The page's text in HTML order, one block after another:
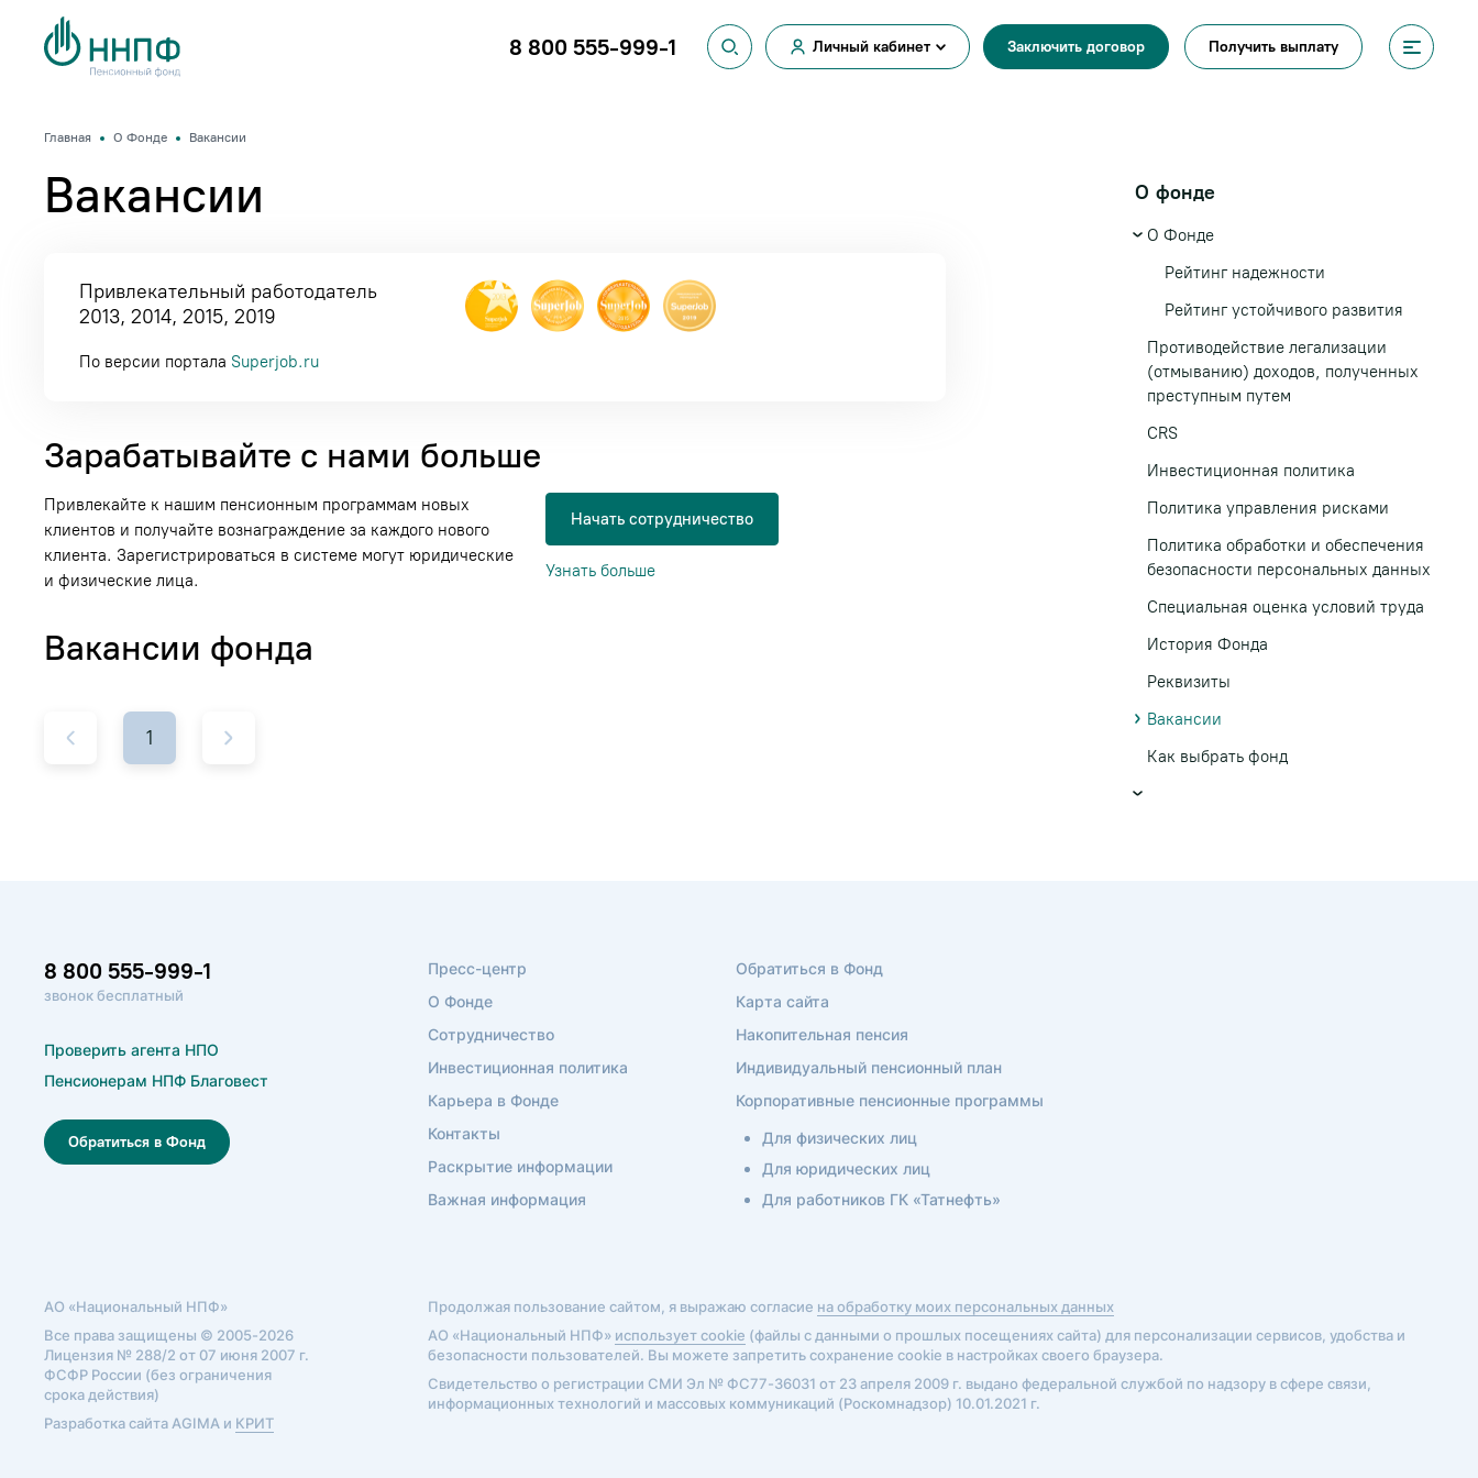
Личный кабинет
8 800 555-999-1 Заключить договор Получить выплату
Главная О Фонде Вакансии
Вакансии
Привлекательный работодатель
2013, 2014, 2015, 2019
По версии портала Superjob.ru
Зарабатывайте с нами больше
Привлекайте к нашим пенсионным программам новых
клиентов и получайте вознаграждение за каждого нового
клиента. Зарегистрироваться в системе могут юридические
и физические лица.
Начать сотрудничество
Узнать больше
Вакансии фонда
1
О фонде
О Фонде
Рейтинг надежности
Рейтинг устойчивого развития
Противодействие легализации
(отмыванию) доходов, полученных
преступным путем
CRS
Инвестиционная политика
Политика управления рисками
Политика обработки и обеспечения
безопасности персональных данных
Специальная оценка условий труда
История Фонда
Реквизиты
Вакансии
Как выбрать фонд
8 800 555-999-1
звонок бесплатный
Обратиться в Фонд
Проверить агента НПО
Пенсионерам НПФ Благовест
Пресс-центр
О Фонде
Сотрудничество
Инвестиционная политика
Карьера в Фонде
Контакты
Раскрытие информации
Важная информация
Обратиться в Фонд
Карта сайта
Накопительная пенсия
Индивидуальный пенсионный план
Корпоративные пенсионные программы
Для физических лиц
Для юридических лиц
Для работников ГК «Татнефть»
АО «Национальный НПФ»
Все права защищены © 2005-2026
Лицензия № 288/2 от 07 июня 2007 г.
ФСФР России (без ограничения
срока действия)
Разработка сайта AGIMA и КРИТ
Продолжая пользование сайтом, я выражаю согласие на обработку моих персональных данных
АО «Национальный НПФ» использует cookie (файлы с данными о прошлых посещениях сайта) для персонализации сервисов, удобства и
безопасности пользователей. Вы можете запретить сохранение cookie в настройках своего браузера.
Свидетельство о регистрации СМИ Эл № ФС77-36031 от 23 апреля 2009 г. выдано федеральной службой по надзору в сфере связи,
информационных технологий и массовых коммуникаций (Роскомнадзор) 10.01.2021 г.